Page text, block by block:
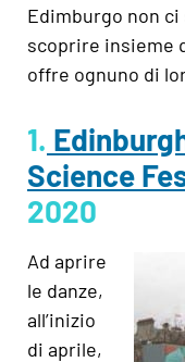
Edimburgo non ci
scoprire insieme
offre ognuno di
1.
Science
2020
Ad aprire
le danze,
all’inizio
di aprile,